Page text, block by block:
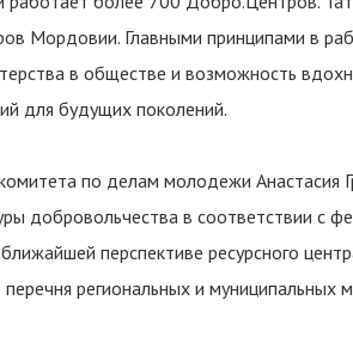
Мордовии. Главными принципами в
в обществе и возможность
для будущих поколений.
по делам молодежи Анастасия
добровольчества в соответствии с
перспективе ресурсного
региональных и муниципальных